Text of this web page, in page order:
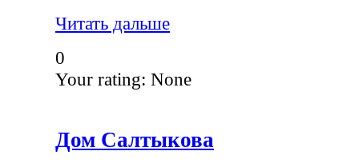
Читать дальше
0
Your rating: None
Дом Салтыкова